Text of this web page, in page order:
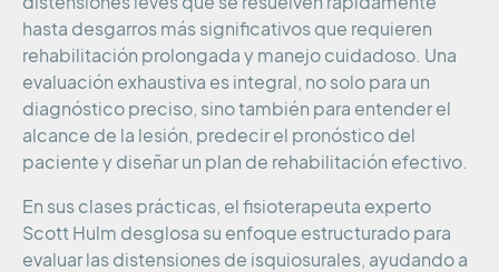
hasta desgarros más significativos que requieren
rehabilitación prolongada y manejo cuidadoso. Una
evaluación exhaustiva es integral, no solo para un
diagnóstico preciso, sino también para entender el
alcance de la lesión, predecir el pronóstico del
paciente y diseñar un plan de rehabilitación efectivo.
En sus clases prácticas, el fisioterapeuta experto
Scott Hulm desglosa su enfoque estructurado para
evaluar las distensiones de isquiosurales, ayudando a